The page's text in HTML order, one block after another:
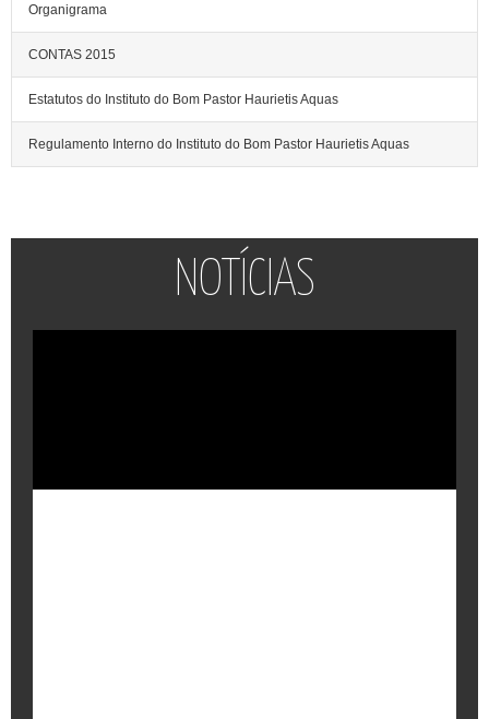
Organigrama
CONTAS 2015
Estatutos do Instituto do Bom Pastor Haurietis Aquas
Regulamento Interno do Instituto do Bom Pastor Haurietis Aquas
NOTÍCIAS